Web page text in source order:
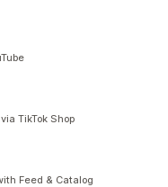
TikTok Shop
Feed & Catalog